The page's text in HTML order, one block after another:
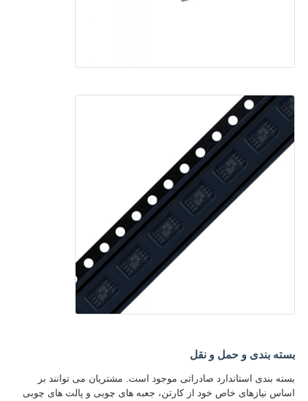
بسته بندی و حمل و نقل
بسته بندی استاندارد صادراتی موجود است. مشتریان می توانند بر
اساس نیازهای خاص خود از کارتن، جعبه های چوبی و پالت های چوبی